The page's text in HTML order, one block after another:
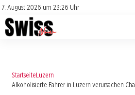
7. August 2026 um 23:26 Uhr
Impressum
Datenschutz
Jobs
Events
StartseiteLuzern
Alkoholisierte Fahrer in Luzern verursachen